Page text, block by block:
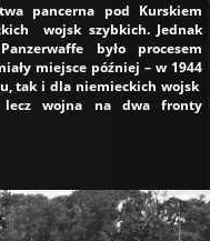
pancerna pod Kurskiem
wojsk szybkich. Jednak
było procesem
miejsce później – w 1944
tak i dla niemieckich wojsk
lecz wojna na dwa fronty